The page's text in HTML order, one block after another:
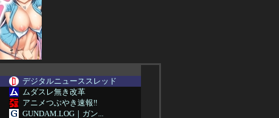
デジタルニューススレッド
ムダスレ無き改革
アニメつぶやき速報‼︎
GUNDAM.LOG｜ガン...